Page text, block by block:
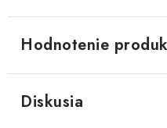
Hodnotenie
Diskusia